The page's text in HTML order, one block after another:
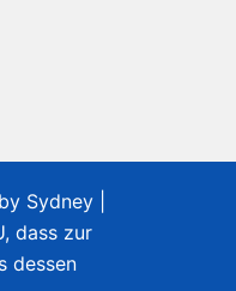
Sydney
dass zur
dessen